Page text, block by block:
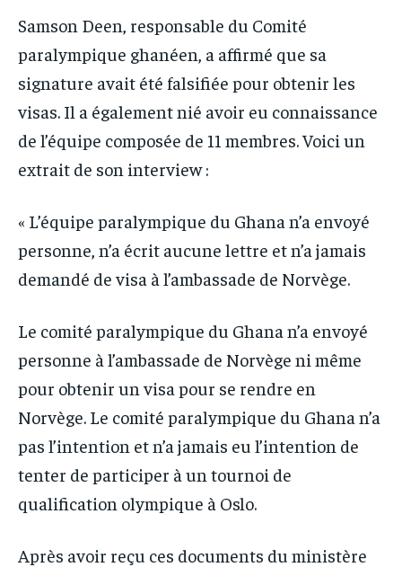
Samson Deen, responsable du Comité
paralympique ghanéen, a affirmé que sa
signature avait été falsifiée pour obtenir les
visas. Il a également nié avoir eu connaissance
de l’équipe composée de 11 membres. Voici un
extrait de son interview :
« L’équipe paralympique du Ghana n’a envoyé
personne, n’a écrit aucune lettre et n’a jamais
demandé de visa à l’ambassade de Norvège.
Le comité paralympique du Ghana n’a envoyé
personne à l’ambassade de Norvège ni même
pour obtenir un visa pour se rendre en
Norvège. Le comité paralympique du Ghana n’a
pas l’intention et n’a jamais eu l’intention de
tenter de participer à un tournoi de
qualification olympique à Oslo.
Après avoir reçu ces documents du ministère